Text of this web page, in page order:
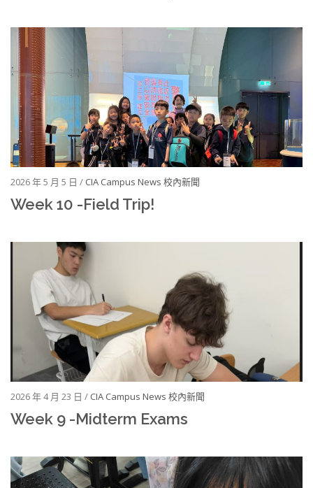
2026 年 5 月 5 日 / CIA Campus News 校內新聞
Week 10 -Field Trip!
2026 年 4 月 23 日 / CIA Campus News 校內新聞
Week 9 -Midterm Exams